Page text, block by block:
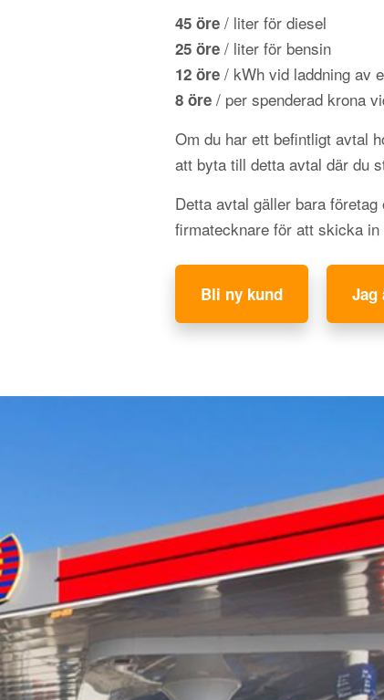
45 öre / liter för diesel
25 öre / liter för bensin
12 öre / kWh vid laddning av
8 öre / per spenderad krona
Om du har ett befintligt avtal
att byta till detta avtal där du
Detta avtal gäller bara
firmatecknare för att skicka in
Bli ny kund Jag